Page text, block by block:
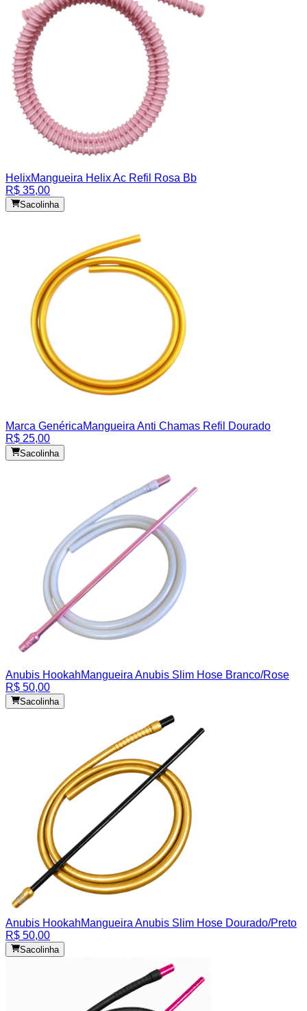
HelixMangueira Helix Ac Refil Rosa Bb
R$ 35,00
Sacolinha
Marca GenéricaMangueira Anti Chamas Refil Dourado
R$ 25,00
Sacolinha
Anubis HookahMangueira Anubis Slim Hose Branco/Rose
R$ 50,00
Sacolinha
Anubis HookahMangueira Anubis Slim Hose Dourado/Preto
R$ 50,00
Sacolinha